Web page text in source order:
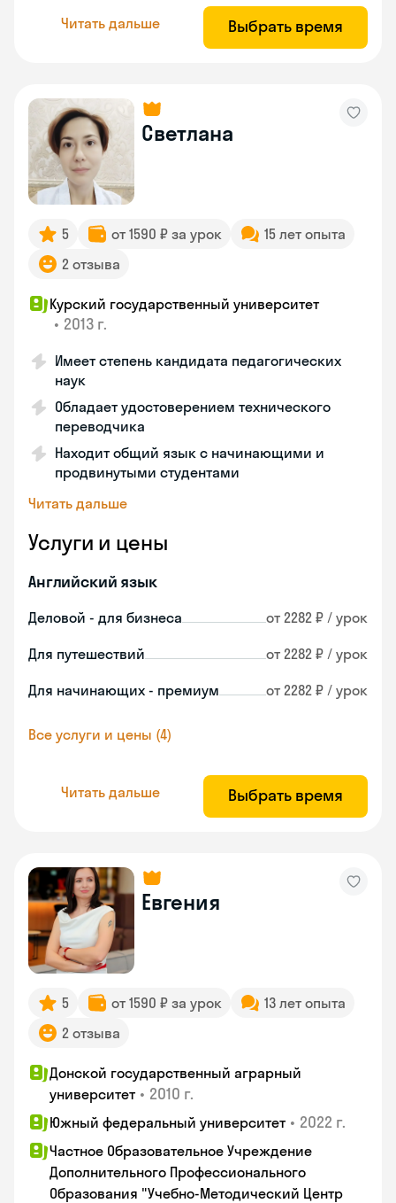
Читать дальше Выбрать время
Светлана
5 от 1590 ₽ за урок
15 лет опыта
2 отзыва
Курский государственный университет
• 2013 г.
Имеет степень кандидата педагогических
наук
Обладает удостоверением технического
переводчика
Находит общий язык с начинающими и
продвинутыми студентами
Читать дальше
Услуги и цены
Английский язык
Деловой - для бизнеса от 2282 ₽ / урок
Для путешествий от 2282 ₽ / урок
Для начинающих - премиум от 2282 ₽ / урок
Все услуги и цены (4)
Читать дальше Выбрать время
Евгения
5 от 1590 ₽ за урок
13 лет опыта
2 отзыва
Донской государственный аграрный
университет • 2010 г.
Южный федеральный университет • 2022 г.
Частное Образовательное Учреждение
Дополнительного Профессионального
Образования "Учебно-Методический Центр